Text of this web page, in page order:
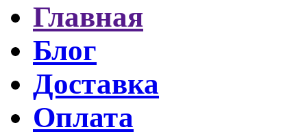
Главная
Блог
Доставка
Оплата